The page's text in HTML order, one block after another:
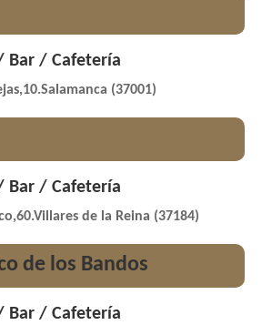
Bar / Cafetería
(37001)
Bar / Cafetería
de la Reina (37184)
de los Bandos
Bar / Cafetería